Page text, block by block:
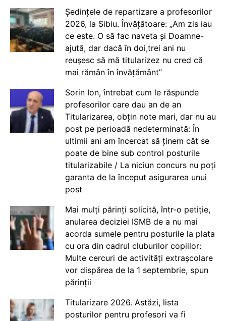
Ședințele de repartizare a profesorilor
2026, la Sibiu. Învățătoare: „Am zis iau
ce este. O să fac naveta și Doamne-
ajută, dar dacă în doi,trei ani nu
reușesc să mă titularizez nu cred că
mai rămân în învățământ”
Sorin Ion, întrebat cum le răspunde
profesorilor care dau an de an
Titularizarea, obțin note mari, dar nu au
post pe perioadă nedeterminată: În
ultimii ani am încercat să ținem cât se
poate de bine sub control posturile
titularizabile / La niciun concurs nu poți
garanta de la început asigurarea unui
post
Mai mulți părinți solicită, într-o petiție,
anularea deciziei ISMB de a nu mai
acorda sumele pentru posturile la plata
cu ora din cadrul cluburilor copiilor:
Multe cercuri de activități extrașcolare
vor dispărea de la 1 septembrie, spun
părinții
Titularizare 2026. Astăzi, lista
posturilor pentru profesori va fi